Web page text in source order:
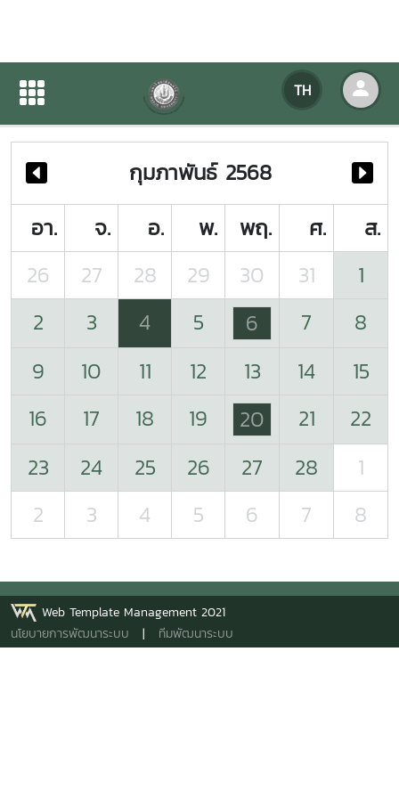
TH
ปฏิทินกิจกรรมของหน่วยงาน
ปฏิทินกิจกรรมของหน่วยงาน
กุมภาพันธ์ 2568
อา.
จ. อ. พ. พฤ. ศ.
ส.
26
27 28 29 30 31
1
2
3 4 5 6 7
8
9
10 11 12 13 14
15
16
17 18 19 20 21
22
23
24 25 26 27 28
1
2
3 4 5 6 7 8
Web Template Management 2021
นโยบายการพัฒนาระบบ | ทีมพัฒนาระบบ